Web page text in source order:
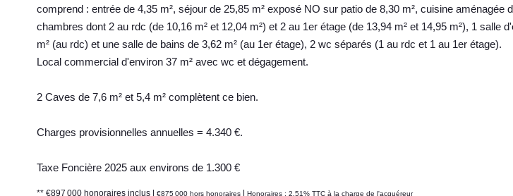
comprend : entrée de 4,35 m², séjour de 25,85 m² exposé NO sur patio de 8,30 m², cuisine aménagée
chambres dont 2 au rdc (de 10,16 m² et 12,04 m²) et 2 au 1er étage (de 13,94 m² et 14,95 m²), 1 salle
m² (au rdc) et une salle de bains de 3,62 m² (au 1er étage), 2 wc séparés (1 au rdc et 1 au 1er étage).
Local commercial d'environ 37 m² avec wc et dégagement.
2 Caves de 7,6 m² et 5,4 m² complètent ce bien.
Charges provisionnelles annuelles = 4.340 €.
Taxe Foncière 2025 aux environs de 1.300 €
** €897 000 honoraires inclus €875 000 hors honoraires Honoraires : 2.51% TTC à la charge de l'acquéreur